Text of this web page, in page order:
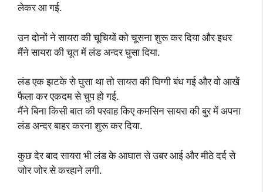
लेकर आ गई.
उन दोनों ने सायरा की चूचियों को चूसना शुरू कर दिया और इधर
मैंने सायरा की चूत में लंड अन्दर घुसा दिया.
लंड एक झटके से घुसा था तो सायरा की घिग्गी बंध गई और वो आखें
फैला कर एकदम से चुप हो गई.
मैंने बिना किसी बात की परवाह किए कमसिन सायरा की बुर में अपना
लंड अन्दर बाहर करना शुरू कर दिया.
कुछ देर बाद सायरा भी लंड के आघात से उबर आई और मीठे दर्द से
जोर जोर से करहाने लगी.